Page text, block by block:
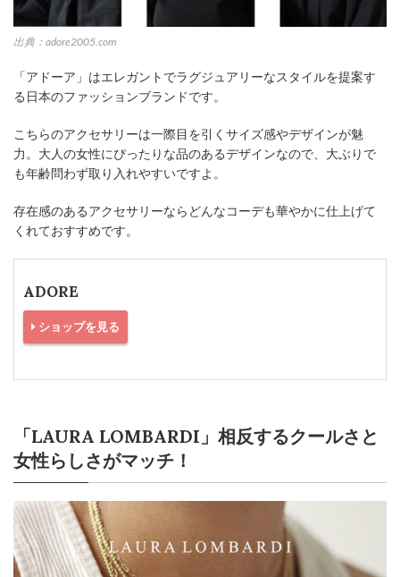
出典：adore2005.com
「アドーア」はエレガントでラグジュアリーなスタイルを提案す
る日本のファッションブランドです。
こちらのアクセサリーは一際目を引くサイズ感やデザインが魅
力。大人の女性にぴったりな品のあるデザインなので、大ぶりで
も年齢問わず取り入れやすいですよ。
存在感のあるアクセサリーならどんなコーデも華やかに仕上げて
くれておすすめです。
ADORE
ショップを見る
「LAURA LOMBARDI」相反するクールさと
女性らしさがマッチ！